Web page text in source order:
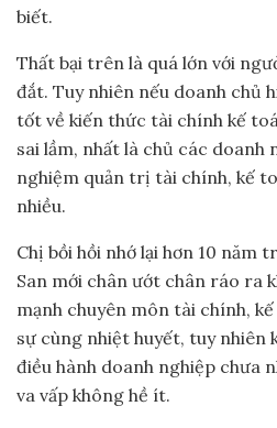
biết.
Thất bại trên là quá lớn với
đắt. Tuy nhiên nếu doanh chủ
tốt về kiến thức tài chính kế
sai lầm, nhất là chủ các doanh
nghiệm quản trị tài chính, kế
nhiều.
Chị bồi hồi nhớ lại hơn 10 năm
San mới chân ướt chân ráo ra
mạnh chuyên môn tài chính,
sự cùng nhiệt huyết, tuy nhiên
điều hành doanh nghiệp chưa
va vấp không hề ít.